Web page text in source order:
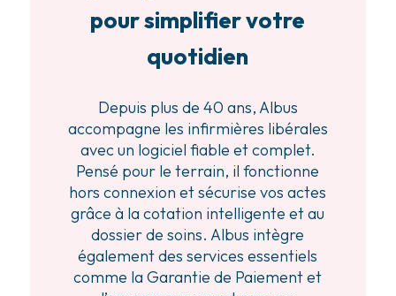
pour simplifier votre
quotidien
Depuis plus de 40 ans, Albus
accompagne les infirmières libérales
avec un logiciel fiable et complet.
Pensé pour le terrain, il fonctionne
hors connexion et sécurise vos actes
grâce à la cotation intelligente et au
dossier de soins. Albus intègre
également des services essentiels
comme la Garantie de Paiement et